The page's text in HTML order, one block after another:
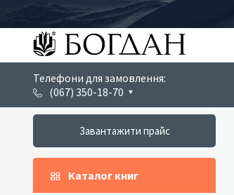
Телефони для замовлення:
(067) 350-18-70
Завантажити прайс
Каталог книг